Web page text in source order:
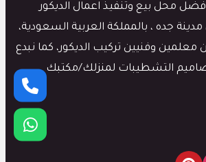
محل بيع وتنفيذ اعمال الديكور
جده ، بالمملكة العربية السعودية،
وفنيين تركيب الديكور، كما نبدع
تصاميم التشطيبات لمنزلك/مكتبك